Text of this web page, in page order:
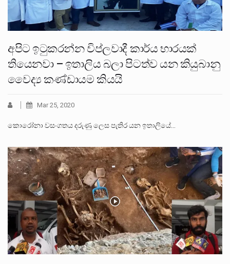
අපිට ඉටුකරන්න විප්ලවාදී කාර්ය භාරයක්
තියෙනවා – ඉතාලිය බලා පිටත්ව යන කියුබානු
වෛද්‍ය කණ්ඩායම කියයි
Mar 25, 2020
කොරෝනා වසංගතය දරුණු ලෙස පැතිර යන ඉතාලියේ…